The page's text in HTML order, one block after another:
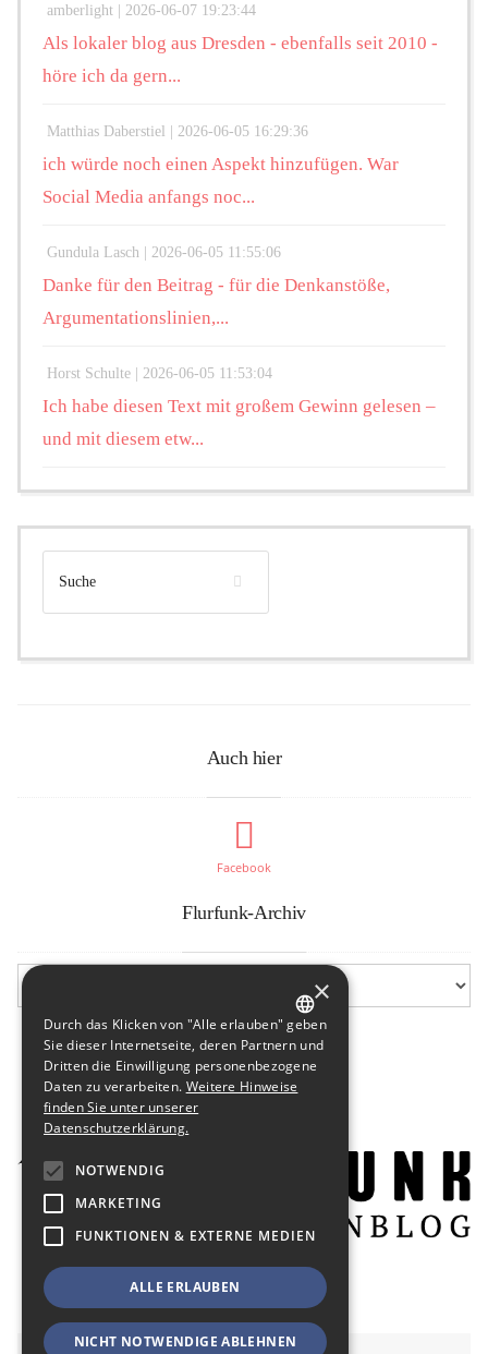
amberlight | 2026-06-07 19:23:44
Als lokaler blog aus Dresden - ebenfalls seit 2010 -
höre ich da gern...
Matthias Daberstiel | 2026-06-05 16:29:36
ich würde noch einen Aspekt hinzufügen. War
Social Media anfangs noc...
Gundula Lasch | 2026-06-05 11:55:06
Danke für den Beitrag - für die Denkanstöße,
Argumentationslinien,...
Horst Schulte | 2026-06-05 11:53:04
Ich habe diesen Text mit großem Gewinn gelesen –
und mit diesem etw...
Auch hier
Facebook
Flurfunk-Archiv
GERMAN
ENGLISH
×
Durch das Klicken von "Alle erlauben" geben
Sie dieser Internetseite, deren Partnern und
Dritten die Einwilligung personenbezogene
Daten zu verarbeiten. Weitere Hinweise
finden Sie unter unserer
Datenschutzerklärung.
NOTWENDIG
MARKETING
FUNKTIONEN & EXTERNE MEDIEN
ALLE ERLAUBEN
NICHT NOTWENDIGE ABLEHNEN